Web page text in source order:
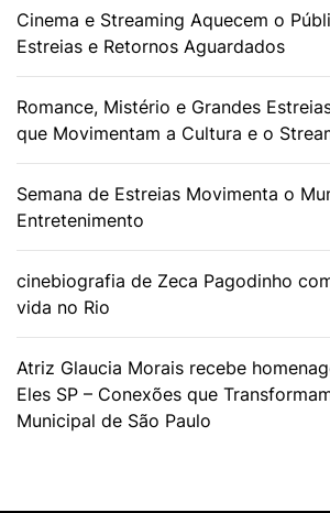
Cinema e Streaming Aquecem o
Estreias e Retornos Aguardados
Romance, Mistério e Grandes
que Movimentam a Cultura e o
Semana de Estreias Movimenta o
Entretenimento
cinebiografia de Zeca Pagodinho
vida no Rio
Atriz Glaucia Morais recebe
Eles SP – Conexões que
Municipal de São Paulo